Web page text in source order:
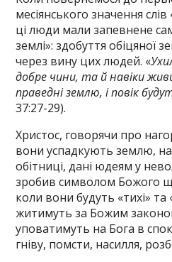
месіянського значення
ці люди мали запевнене
землі»: здобуття обіцяної
через вину цих людей. «
добре чини, та й навіки
праведні землю, і повік
37:27-29).
Христос, говорячи про
вони успадкують землю,
обітниці, дані юдеям у
зробив символом Божого
коли вони будуть «тихі» та
житимуть за Божим
уповатимуть на Бога в
гніву, помсти, насилля,